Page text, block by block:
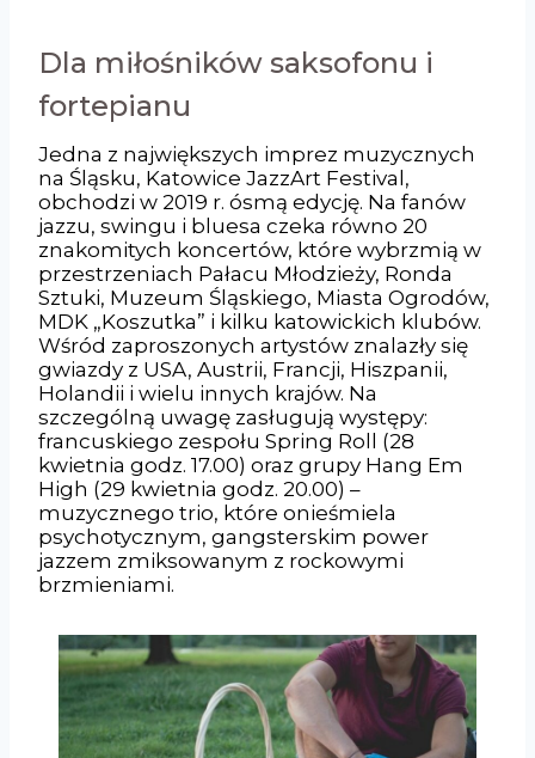
Dla miłośników saksofonu i
fortepianu
Jedna z największych imprez muzycznych
na Śląsku, Katowice JazzArt Festival,
obchodzi w 2019 r. ósmą edycję. Na fanów
jazzu, swingu i bluesa czeka równo 20
znakomitych koncertów, które wybrzmią w
przestrzeniach Pałacu Młodzieży, Ronda
Sztuki, Muzeum Śląskiego, Miasta Ogrodów,
MDK „Koszutka” i kilku katowickich klubów.
Wśród zaproszonych artystów znalazły się
gwiazdy z USA, Austrii, Francji, Hiszpanii,
Holandii i wielu innych krajów. Na
szczególną uwagę zasługują występy:
francuskiego zespołu Spring Roll (28
kwietnia godz. 17.00) oraz grupy Hang Em
High (29 kwietnia godz. 20.00) –
muzycznego trio, które onieśmiela
psychotycznym, gangsterskim power
jazzem zmiksowanym z rockowymi
brzmieniami.